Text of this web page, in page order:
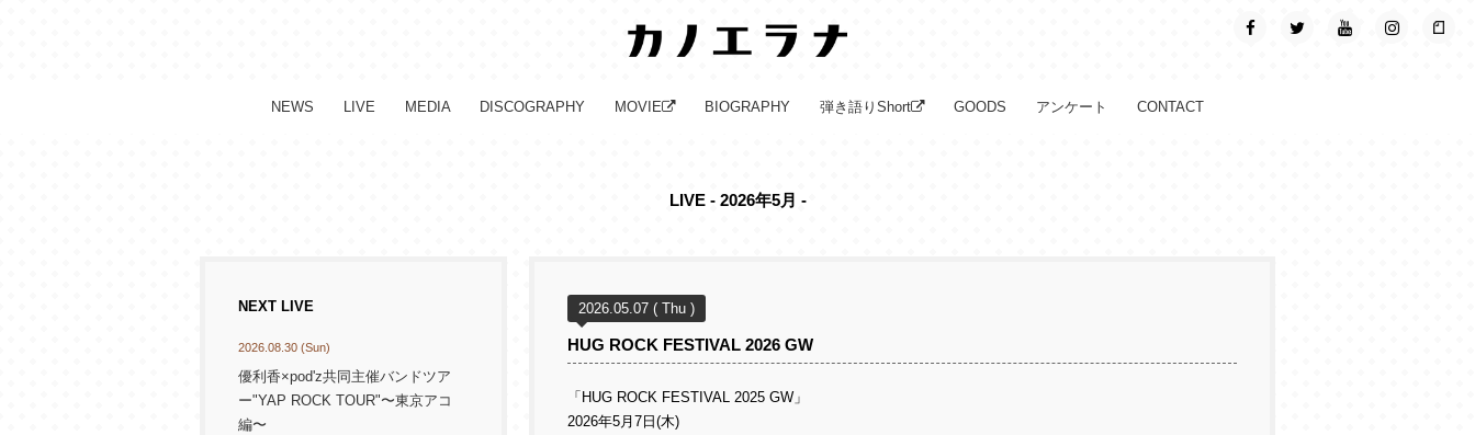
NEWS LIVE MEDIA DISCOGRAPHY MOVIE BIOGRAPHY 弾き語りShort GOODS アンケート CONTACT
LIVE - 2026年5月 -
2026.05.07 ( Thu )
HUG ROCK FESTIVAL 2026 GW
「HUG ROCK FESTIVAL 2025 GW」
2026年5月7日(木)
NEXT LIVE
2026.08.30 (Sun)
優利香×pod'z共同主催バンドツア
ー"YAP ROCK TOUR"〜東京アコ
編〜